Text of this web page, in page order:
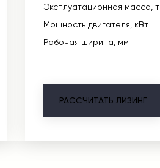
Эксплуатационная масса, т
Мощность двигателя, кВт
Рабочая ширина, мм
РАССЧИТАТЬ ЛИЗИНГ